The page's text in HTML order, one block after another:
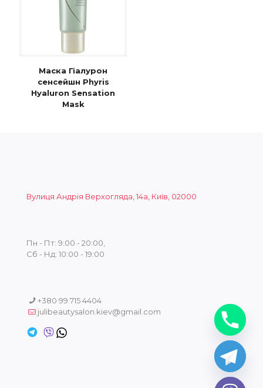
Маска Гіалурон
сенсейшн Phyris
Hyaluron Sensation
Mask
Вулиця Андрія Верхогляда, 14а, Київ, 02000
Пн - Пт: 9:00 - 20:00,
Сб - Нд: 10:00 - 19:00
+380 99 715 4404
julibeautysalon.kiev@gmail.com